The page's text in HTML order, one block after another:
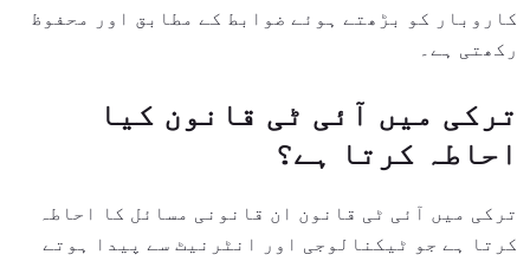
کاروبار کو بڑھتے ہوئے ضوابط کے مطابق اور محفوظ
رکھتی ہے۔
ترکی میں آئی ٹی قانون کیا
احاطہ کرتا ہے؟
ترکی میں آئی ٹی قانون ان قانونی مسائل کا احاطہ
کرتا ہے جو ٹیکنالوجی اور انٹرنیٹ سے پیدا ہوتے